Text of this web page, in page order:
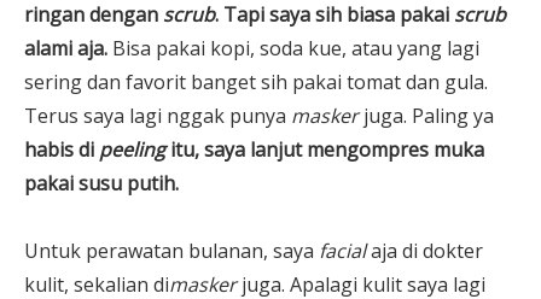
ringan dengan scrub. Tapi saya sih biasa pakai scrub
alami aja. Bisa pakai kopi, soda kue, atau yang lagi
sering dan favorit banget sih pakai tomat dan gula.
Terus saya lagi nggak punya maskerjuga. Paling ya
habis di peelingitu, saya lanjut mengompres muka
pakai susu putih.
Untuk perawatan bulanan, saya facialaja di dokter
kulit, sekalian dimaskerjuga. Apalagi kulit saya lagi